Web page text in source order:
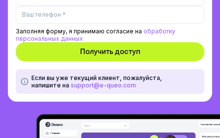
Заполняя форму, я принимаю согласие на обработку
персональных данных
Если вы уже текущий клиент, пожалуйста,
напишите на support@e-queo.com